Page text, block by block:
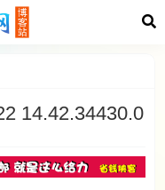
14.42.34430.0